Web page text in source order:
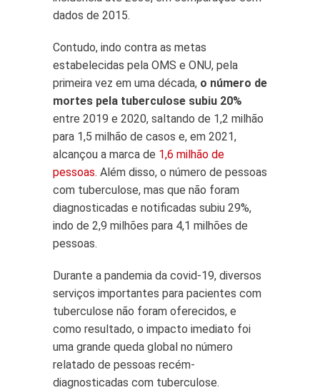
dados de 2015.
Contudo, indo contra as metas
estabelecidas pela OMS e ONU, pela
primeira vez em uma década, o número de
mortes pela tuberculose subiu 20%
entre 2019 e 2020, saltando de 1,2 milhão
para 1,5 milhão de casos e, em 2021,
alcançou a marca de 1,6 milhão de
pessoas. Além disso, o número de pessoas
com tuberculose, mas que não foram
diagnosticadas e notificadas subiu 29%,
indo de 2,9 milhões para 4,1 milhões de
pessoas.
Durante a pandemia da covid-19, diversos
serviços importantes para pacientes com
tuberculose não foram oferecidos, e
como resultado, o impacto imediato foi
uma grande queda global no número
relatado de pessoas recém-
diagnosticadas com tuberculose.